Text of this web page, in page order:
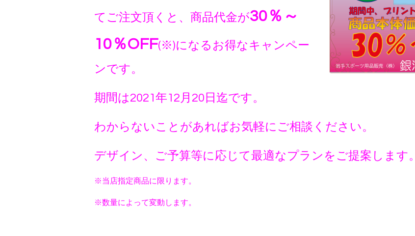
てご注文頂くと、商品代金が30％～
10％OFF(※)になるお得なキャンペー
ンです。
期間は2021年12月20日迄です。
わからないことがあればお気軽にご相談ください。
デザイン、ご予算等に応じて最適なプランをご提案します。
※当店指定商品に限ります。
※数量によって変動します。